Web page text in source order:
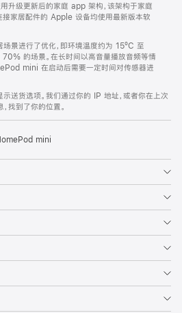
升级更新后的家庭 app 架构，该架构于家庭
接家居配件的 Apple 设备均使用最新版本软
景进行了优化，即环境温度约为 15ºC 至
的场景。在长时间以高音量播放音频等情
mini 在启动后需要一定时间对传感器进
送货选项。我们通过你的 IP 地址，或者你在上次
找到了你的位置。
mini